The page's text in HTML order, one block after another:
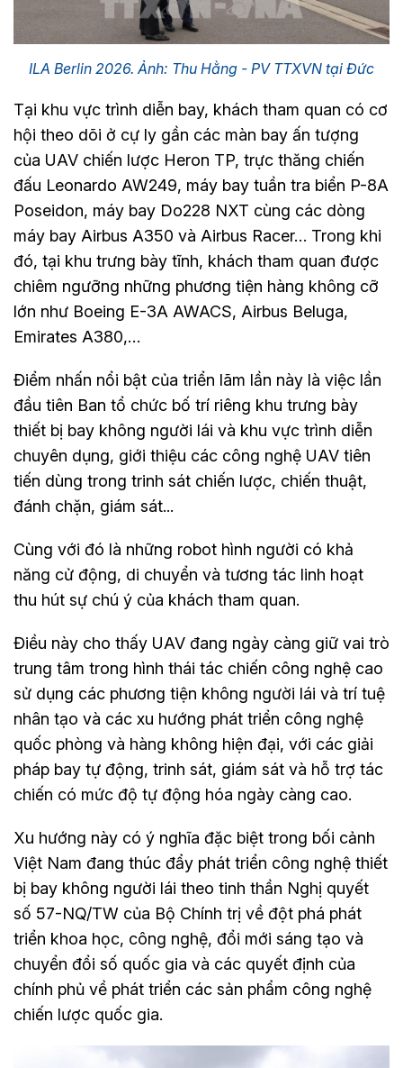
ILA Berlin 2026. Ảnh: Thu Hằng - PV TTXVN tại Đức
Tại khu vực trình diễn bay, khách tham quan có cơ
hội theo dõi ở cự ly gần các màn bay ấn tượng
của UAV chiến lược Heron TP, trực thăng chiến
đấu Leonardo AW249, máy bay tuần tra biển P-8A
Poseidon, máy bay Do228 NXT cùng các dòng
máy bay Airbus A350 và Airbus Racer… Trong khi
đó, tại khu trưng bày tĩnh, khách tham quan được
chiêm ngưỡng những phương tiện hàng không cỡ
lớn như Boeing E-3A AWACS, Airbus Beluga,
Emirates A380,…
Điểm nhấn nổi bật của triển lãm lần này là việc lần
đầu tiên Ban tổ chức bố trí riêng khu trưng bày
thiết bị bay không người lái và khu vực trình diễn
chuyên dụng, giới thiệu các công nghệ UAV tiên
tiến dùng trong trinh sát chiến lược, chiến thuật,
đánh chặn, giám sát...
Cùng với đó là những robot hình người có khả
năng cử động, di chuyển và tương tác linh hoạt
thu hút sự chú ý của khách tham quan.
Điều này cho thấy UAV đang ngày càng giữ vai trò
trung tâm trong hình thái tác chiến công nghệ cao
sử dụng các phương tiện không người lái và trí tuệ
nhân tạo và các xu hướng phát triển công nghệ
quốc phòng và hàng không hiện đại, với các giải
pháp bay tự động, trinh sát, giám sát và hỗ trợ tác
chiến có mức độ tự động hóa ngày càng cao.
Xu hướng này có ý nghĩa đặc biệt trong bối cảnh
Việt Nam đang thúc đẩy phát triển công nghệ thiết
bị bay không người lái theo tinh thần Nghị quyết
số 57-NQ/TW của Bộ Chính trị về đột phá phát
triển khoa học, công nghệ, đổi mới sáng tạo và
chuyển đổi số quốc gia và các quyết định của
chính phủ về phát triển các sản phẩm công nghệ
chiến lược quốc gia.